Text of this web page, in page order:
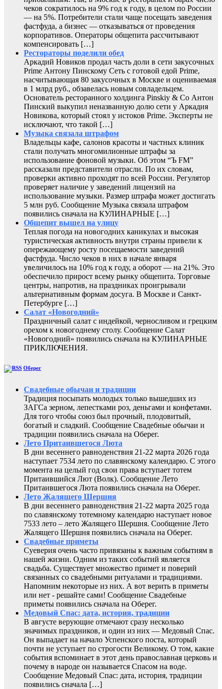
чеков сократилось на 9% год к году, в целом по России
— на 5%. Потребители стали чаще посещать заведения
фастфуда, а бизнес — отказываться от проведения
корпоративов. Операторы общепита рассчитывают
компенсировать […]
Рестораторы поделили обед
Аркадий Новиков продал часть доли в сети закусочных
Prime Антону Пинскому Сеть с готовой едой Prime,
насчитывающая 80 закусочных в Москве и оцениваемая
в 1 млрд руб., обзавелась новым совладельцем.
Основатель ресторанного холдинга Pinskiy & Co Антон
Пинский выкупил неназванную долю сети у Аркадия
Новикова, который стоял у истоков Prime. Эксперты не
исключают, что такой […]
Музыка связала штрафом
Владельцы кафе, салонов красоты и частных клиник
стали получать многомилионные штрафы за
использование фоновой музыки. Об этом “Ъ FM”
рассказали представители отрасли. По их словам,
проверки активно проходят по всей России. Регулятор
проверяет наличие у заведений лицензий на
использование музыки. Размер штрафа может достигать
5 млн руб. Сообщение Музыка связала штрафом
появились сначала на КУЛИНАРНЫЕ […]
Общепит вышел на улицу
Теплая погода на новогодних каникулах и высокая
туристическая активность внутри страны привели к
опережающему росту посещаемости заведений
фастфуда. Число чеков в них в начале января
увеличилось на 10% год к году, а оборот — на 21%. Это
обеспечило прирост всему рынку общепита. Торговые
центры, напротив, на праздниках проигрывали
альтернативным формам досуга. В Москве и Санкт-
Петербурге […]
Салат «Новогодний»
Праздничный салат с индейкой, черносливом и грецким
орехом к новогоднему столу. Сообщение Салат
«Новогодний» появились сначала на КУЛИНАРНЫЕ
ПРИКЛЮЧЕНИЯ.
Оберег
Свадебные обычаи и традиции
Традиция посыпать молодых только вышедших из
ЗАГСа зерном, лепестками роз, деньгами и конфетами.
Для того чтобы союз был прочный, плодовитый,
богатый и сладкий. Сообщение Свадебные обычаи и
традиции появились сначала на Оберег.
Лето Притаившегося Люта
В дни весеннего равноденствия 21-22 марта 2026 года
наступает 7534 лето по славянскому календарю. С этого
момента на целый год свои права вступает тотем
Притаившийся Лют (Волк). Сообщение Лето
Притаившегося Люта появились сначала на Оберег.
Лето Жалящего Шершня
В дни весеннего равноденствия 21-22 марта 2025 года
по славянскому тотемному календарю наступает новое
7533 лето – лето Жалящего Шершня. Сообщение Лето
Жалящего Шершня появились сначала на Оберег.
Свадебные приметы
Суеверия очень часто привязаны к важным событиям в
нашей жизни. Одним из таких событий является
свадьба. Существует множество примет и поверий
связанных со свадебными ритуалами и традициями.
Напомним некоторые из них. А вот верить в приметы
или нет - решайте сами! Сообщение Свадебные
приметы появились сначала на Оберег.
Медовый Спас: дата, история, традиции
В августе верующие отмечают сразу несколько
значимых праздников, и один из них — Медовый Спас.
Он выпадает на начало Успенского поста, который
почти не уступает по строгости Великому. О том, какие
события вспоминает в этот день православная церковь и
почему в народе он называется Спасом на воде.
Сообщение Медовый Спас: дата, история, традиции
появились сначала […]